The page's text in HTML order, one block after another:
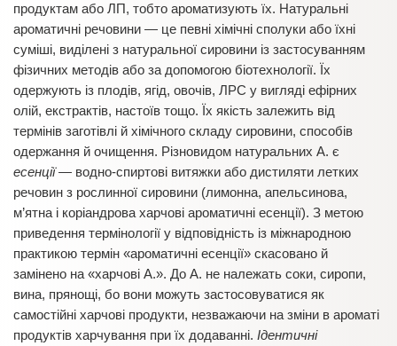
продуктам або ЛП, тобто ароматизують їх. Натуральні
ароматичні речовини — це певні хімічні сполуки або їхні
суміші, виділені з натуральної сировини із застосуванням
фізичних методів або за допомогою біотехнології. Їх
одержують із плодів, ягід, овочів, ЛРС у вигляді ефірних
олій, екстрактів, настоїв тощо. Їх якість залежить від
термінів заготівлі й хімічного складу сировини, способів
одержання й очищення. Різновидом натуральних А. є
есенції— водно-спиртові витяжки або дистиляти летких
речовин з рослинної сировини (лимонна, апельсинова,
м’ятна і коріандрова харчові ароматичні есенції). З метою
приведення термінології у відповідність із міжнародною
практикою термін «ароматичні есенції» скасовано й
замінено на «харчові А.». До А. не належать соки, сиропи,
вина, прянощі, бо вони можуть застосовуватися як
самостійні харчові продукти, незважаючи на зміни в ароматі
продуктів харчування при їх додаванні. Ідентичні